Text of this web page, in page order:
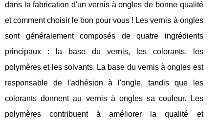
dans la fabrication d'un vernis à ongles de bonne qualité
et comment choisir le bon pour vous ! Les vernis à ongles
sont généralement composés de quatre ingrédients
principaux : la base du vernis, les colorants, les
polymères et les solvants. La base du vernis à ongles est
responsable de l'adhésion à l'ongle, tandis que les
colorants donnent au vernis à ongles sa couleur. Les
polymères contribuent à améliorer la qualité et